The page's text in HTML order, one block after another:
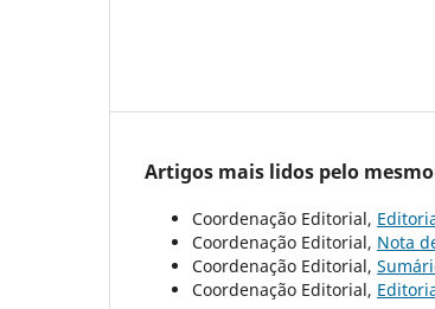
Artigos mais lidos pelo
Coordenação Editorial,
Coordenação Editorial, Nota
Coordenação Editorial,
Coordenação Editorial,